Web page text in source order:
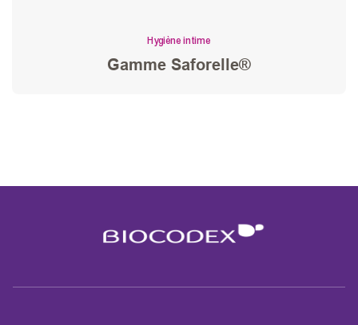
Hygiène intime
Gamme Saforelle®